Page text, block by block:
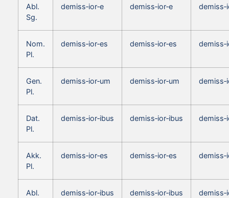
Abl.
Sg.
demiss‑ior‑e demiss‑ior‑e
Nom.
Pl.
demiss‑ior‑es demiss‑ior‑es
Gen.
Pl.
demiss‑ior‑um demiss‑ior‑um
Dat.
Pl.
demiss‑ior‑ibus demiss‑ior‑ibus
Akk.
Pl.
demiss‑ior‑es demiss‑ior‑es
Abl.
demiss‑ior‑ibus demiss‑ior‑ibus